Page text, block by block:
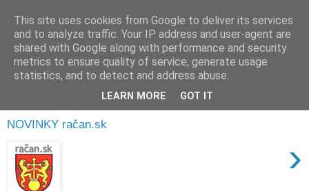
Milan Depeš
obyvateľ Rače
NOVINKY račan.sk
›
This site uses cookies from Google to deliver its services
and to analyze traffic. Your IP address and user-agent are
shared with Google along with performance and security
metrics to ensure quality of service, generate usage
statistics, and to detect and address abuse.
LEARN MORE GOT IT